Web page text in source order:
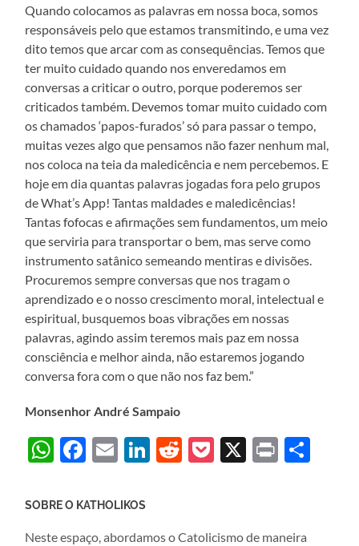
Quando colocamos as palavras em nossa boca, somos
responsáveis pelo que estamos transmitindo, e uma vez
dito temos que arcar com as consequências. Temos que
ter muito cuidado quando nos enveredamos em
conversas a criticar o outro, porque poderemos ser
criticados também. Devemos tomar muito cuidado com
os chamados ‘papos-furados’ só para passar o tempo,
muitas vezes algo que pensamos não fazer nenhum mal,
nos coloca na teia da maledicência e nem percebemos. E
hoje em dia quantas palavras jogadas fora pelo grupos
de What’s App! Tantas maldades e maledicências!
Tantas fofocas e afirmações sem fundamentos, um meio
que serviria para transportar o bem, mas serve como
instrumento satânico semeando mentiras e divisões.
Procuremos sempre conversas que nos tragam o
aprendizado e o nosso crescimento moral, intelectual e
espiritual, busquemos boas vibrações em nossas
palavras, agindo assim teremos mais paz em nossa
consciência e melhor ainda, não estaremos jogando
conversa fora com o que não nos faz bem.”
Monsenhor André Sampaio
WhatsApp
Facebook
EmailLinkedIn
Reddit
Pocket
X Print
SOBRE O KATHOLIKOS
Neste espaço, abordamos o Catolicismo de maneira